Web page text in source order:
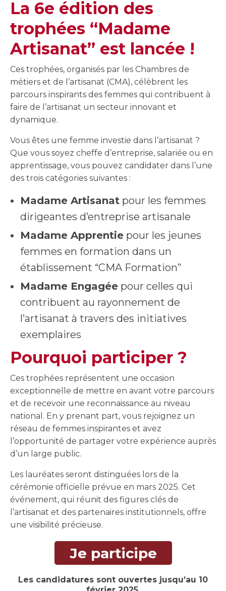
La 6e édition des
trophées “Madame
Artisanat” est lancée !
Ces trophées, organisés par les Chambres de
métiers et de l’artisanat (CMA), célèbrent les
parcours inspirants des femmes qui contribuent à
faire de l’artisanat un secteur innovant et
dynamique.
Vous êtes une femme investie dans l’artisanat ?
Que vous soyez cheffe d’entreprise, salariée ou en
apprentissage, vous pouvez candidater dans l’une
des trois catégories suivantes :
Madame Artisanat pour les femmes
dirigeantes d’entreprise artisanale
Madame Apprentie pour les jeunes
femmes en formation dans un
établissement “CMA Formation”
Madame Engagée pour celles qui
contribuent au rayonnement de
l’artisanat à travers des initiatives
exemplaires
Pourquoi participer ?
Ces trophées représentent une occasion
exceptionnelle de mettre en avant votre parcours
et de recevoir une reconnaissance au niveau
national. En y prenant part, vous rejoignez un
réseau de femmes inspirantes et avez
l’opportunité de partager votre expérience auprès
d’un large public.
Les lauréates seront distinguées lors de la
cérémonie officielle prévue en mars 2025. Cet
événement, qui réunit des figures clés de
l’artisanat et des partenaires institutionnels, offre
une visibilité précieuse.
Je participe
Les candidatures sont ouvertes jusqu’au 10